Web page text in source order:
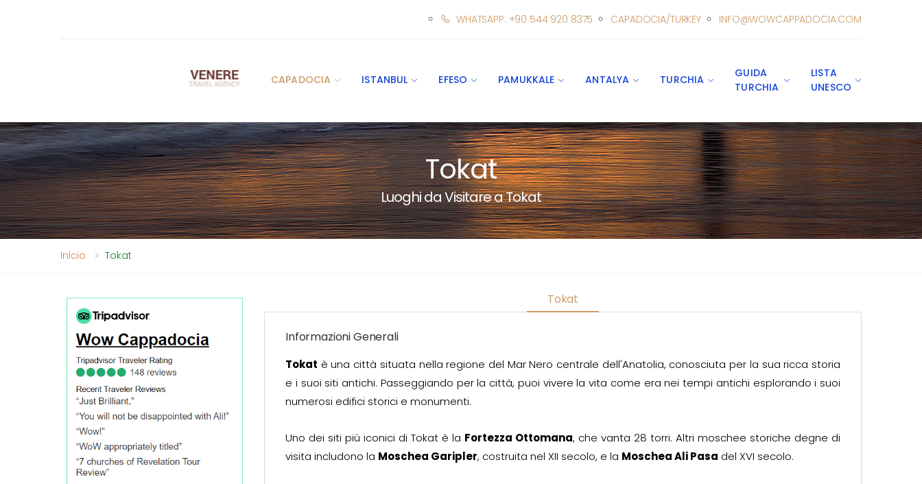
WHATSAPP: +90 544 920 8375 CAPADOCIA/TURKEY INFO@WOWCAPPADOCIA.COM
CAPADOCIA ISTANBUL EFESO PAMUKKALE ANTALYA TURCHIA
GUIDA
TURCHIA
LISTA
UNESCO
Tokat
Luoghi da Visitare a Tokat
Inicio Tokat
Tokat
Informazioni Generali
Tokat è una città situata nella regione del Mar Nero centrale dell'Anatolia, conosciuta per la sua ricca storia
e i suoi siti antichi. Passeggiando per la città, puoi vivere la vita come era nei tempi antichi esplorando i suoi
numerosi edifici storici e monumenti.
Uno dei siti più iconici di Tokat è la Fortezza Ottomana, che vanta 28 torri. Altri moschee storiche degne di
visita includono la Moschea Garipler, costruita nel XII secolo, e la Moschea Ali Pasa del XVI secolo.